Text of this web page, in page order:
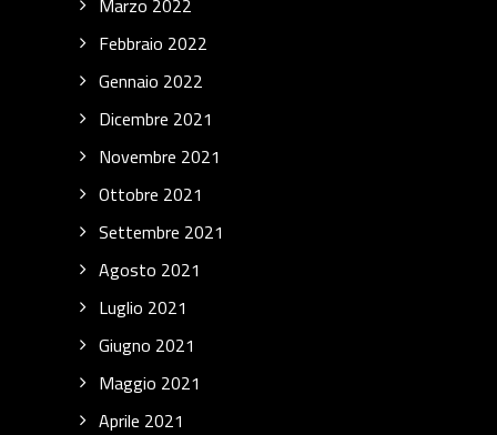
Febbraio 2022
Gennaio 2022
Dicembre 2021
Novembre 2021
Ottobre 2021
Settembre 2021
Agosto 2021
Luglio 2021
Giugno 2021
Maggio 2021
Aprile 2021